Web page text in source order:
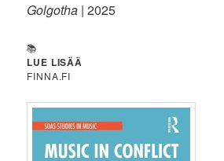
Golgotha | 2025
📚
LUE LISÄÄ
FINNA.FI